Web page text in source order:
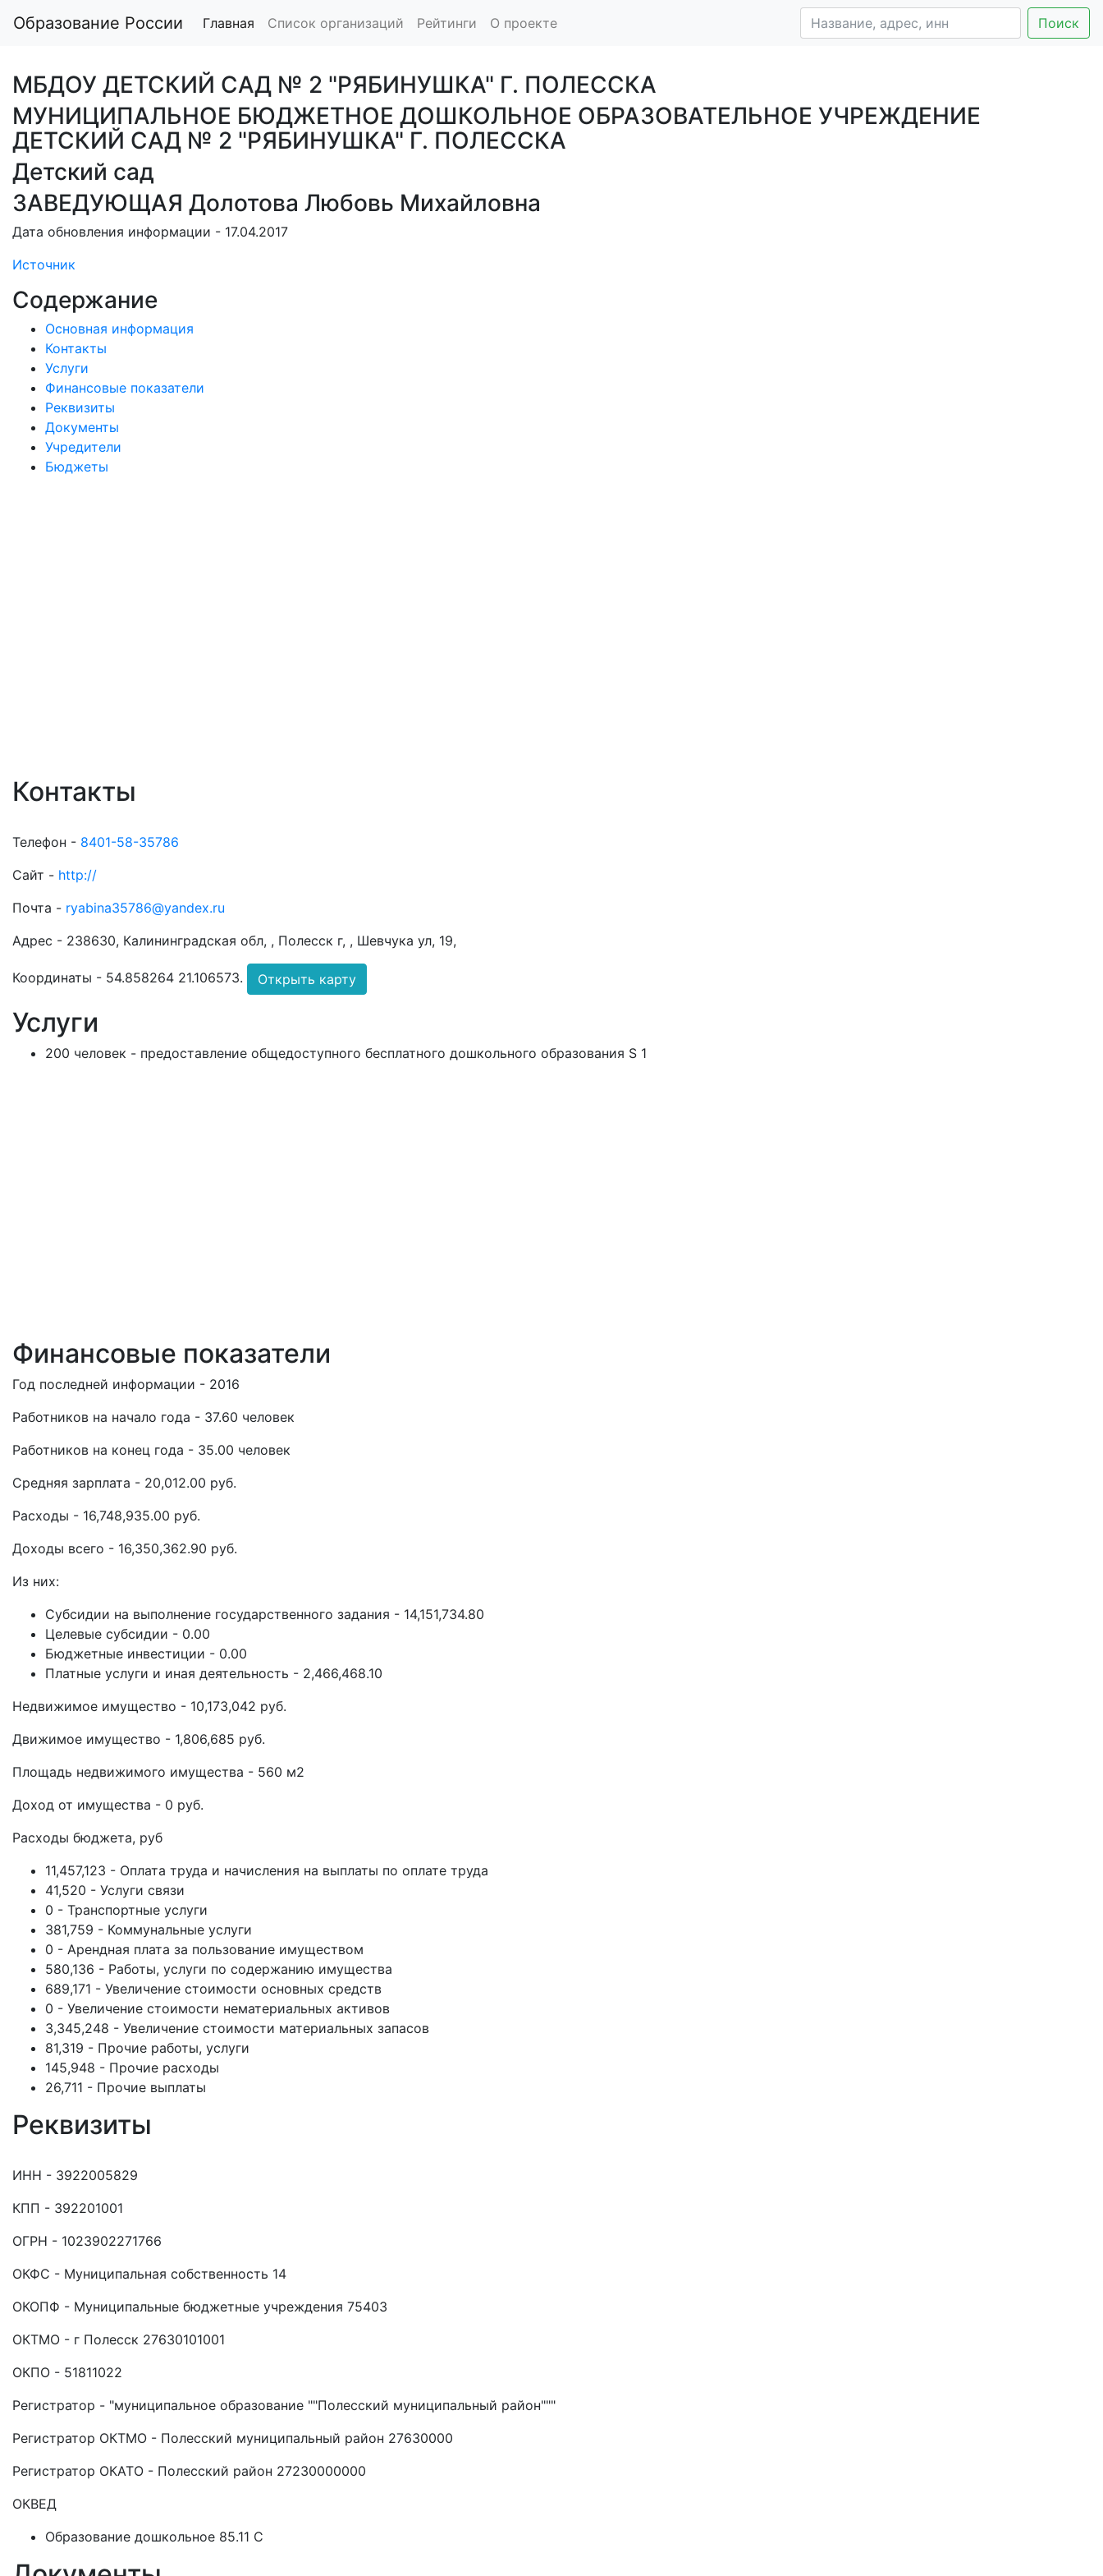
Образование России Главная Список организаций Рейтинги О проекте Поиск
МБДОУ ДЕТСКИЙ САД № 2 "РЯБИНУШКА" Г. ПОЛЕССКА
МУНИЦИПАЛЬНОЕ БЮДЖЕТНОЕ ДОШКОЛЬНОЕ ОБРАЗОВАТЕЛЬНОЕ УЧРЕЖДЕНИЕ
ДЕТСКИЙ САД № 2 "РЯБИНУШКА" Г. ПОЛЕССКА
Детский сад
ЗАВЕДУЮЩАЯ Долотова Любовь Михайловна
Дата обновления информации - 17.04.2017
Источник
Содержание
Основная информация
Контакты
Услуги
Финансовые показатели
Реквизиты
Документы
Учредители
Бюджеты
Контакты
Телефон - 8401-58-35786
Сайт - http://
Почта - ryabina35786@yandex.ru
Адрес - 238630, Калининградская обл, , Полесск г, , Шевчука ул, 19,
Координаты - 54.858264 21.106573. Открыть карту
Услуги
200 человек - предоставление общедоступного бесплатного дошкольного образования S 1
Финансовые показатели
Год последней информации - 2016
Работников на начало года - 37.60 человек
Работников на конец года - 35.00 человек
Средняя зарплата - 20,012.00 руб.
Расходы - 16,748,935.00 руб.
Доходы всего - 16,350,362.90 руб.
Из них:
Субсидии на выполнение государственного задания - 14,151,734.80
Целевые субсидии - 0.00
Бюджетные инвестиции - 0.00
Платные услуги и иная деятельность - 2,466,468.10
Недвижимое имущество - 10,173,042 руб.
Движимое имущество - 1,806,685 руб.
Площадь недвижимого имущества - 560 м2
Доход от имущества - 0 руб.
Расходы бюджета, руб
11,457,123 - Оплата труда и начисления на выплаты по оплате труда
41,520 - Услуги связи
0 - Транспортные услуги
381,759 - Коммунальные услуги
0 - Арендная плата за пользование имуществом
580,136 - Работы, услуги по содержанию имущества
689,171 - Увеличение стоимости основных средств
0 - Увеличение стоимости нематериальных активов
3,345,248 - Увеличение стоимости материальных запасов
81,319 - Прочие работы, услуги
145,948 - Прочие расходы
26,711 - Прочие выплаты
Реквизиты
ИНН - 3922005829
КПП - 392201001
ОГРН - 1023902271766
ОКФС - Муниципальная собственность 14
ОКОПФ - Муниципальные бюджетные учреждения 75403
ОКТМО - г Полесск 27630101001
ОКПО - 51811022
Регистратор - "муниципальное образование ""Полесский муниципальный район"""
Регистратор ОКТМО - Полесский муниципальный район 27630000
Регистратор ОКАТО - Полесский район 27230000000
ОКВЕД
Образование дошкольное 85.11 C